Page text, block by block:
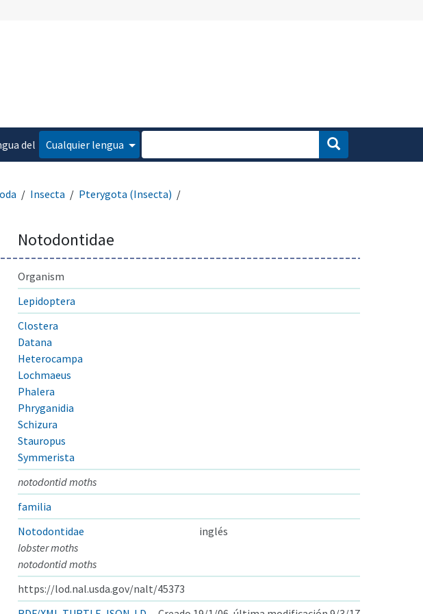
del
Cualquier lengua
Insecta
Pterygota (Insecta)
Notodontidae
Organism
Lepidoptera
Clostera
Datana
Heterocampa
Lochmaeus
Phalera
Phryganidia
Schizura
Stauropus
Symmerista
notodontid moths
familia
Notodontidae
inglés
lobster moths
notodontid moths
https://lod.nal.usda.gov/nalt/45373